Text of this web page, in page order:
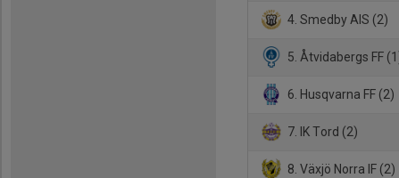
4. Smedby AIS (2)
5. Åtvidabergs FF
6. Husqvarna FF (2)
7. IK Tord (2)
8. Växjö Norra IF (2)